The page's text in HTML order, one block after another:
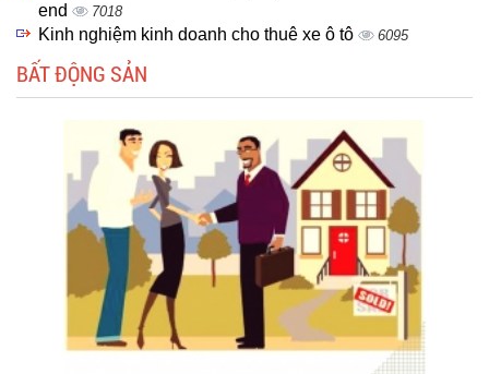
end
7018
Kinh nghiệm kinh doanh cho thuê xe ô tô 6095
BẤT ĐỘNG SẢN